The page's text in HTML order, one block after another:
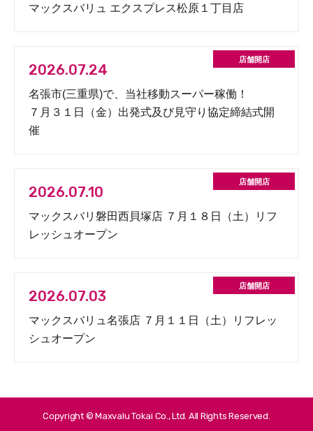
マックスバリュ エクスプレス松原１丁目店
2026.07.24
名張市(三重県)で、当社移動スーパー稼働！
７月３１日（金）出発式及び見守り協定締結式開
催
2026.07.10
マックスバリ磐田西貝塚店 ７月１８日（土）リフ
レッシュオープン
2026.07.03
マックスバリュ名張店 ７月１１日（土）リフレッ
シュオープン
Copyright © Maxvalu Tokai Co., Ltd. All Rights Reserved.